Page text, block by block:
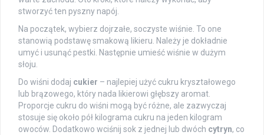
stworzyć ten pyszny napój.
Na początek, wybierz dojrzałe, soczyste wiśnie. To one
stanowią podstawę smakową likieru. Należy je dokładnie
umyć i usunąć pestki. Następnie umieść wiśnie w dużym
słoju.
Do wiśni dodaj cukier – najlepiej użyć cukru kryształowego
lub brązowego, który nada likierowi głębszy aromat.
Proporcje cukru do wiśni mogą być różne, ale zazwyczaj
stosuje się około pół kilograma cukru na jeden kilogram
owoców. Dodatkowo wciśnij sok z jednej lub dwóch cytryn, co